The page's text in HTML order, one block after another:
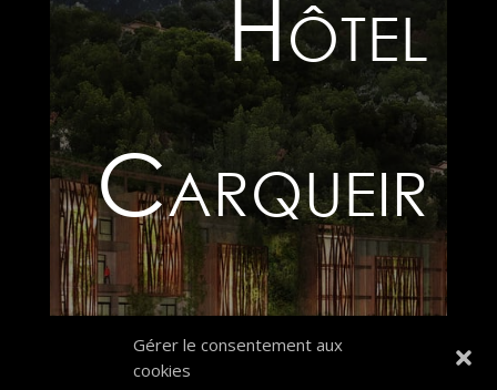
Gérer le consentement aux
cookies
Hôtel
Carqueir
anne